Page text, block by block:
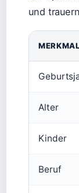
und
MERKMAL
Alter
Kinder
Beruf